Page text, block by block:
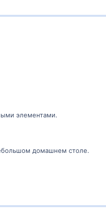
элементами.
домашнем столе.